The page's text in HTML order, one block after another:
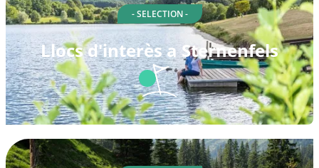
- SELECTION -
Llocs d'interès a Sternenfels